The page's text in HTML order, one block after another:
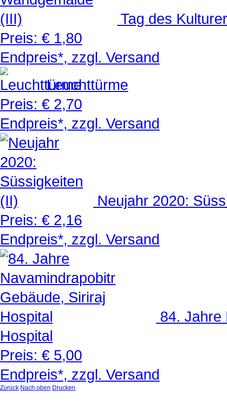
Tag des
Preis: € 1,80
Endpreis*, zzgl. Versand
Leuchttürme
Preis: € 2,70
Endpreis*, zzgl. Versand
Neujahr 2020:
Preis: € 2,16
Endpreis*, zzgl. Versand
84. Jahre
Hospital
Preis: € 5,00
Endpreis*, zzgl. Versand
Zurück Nach oben Drucken